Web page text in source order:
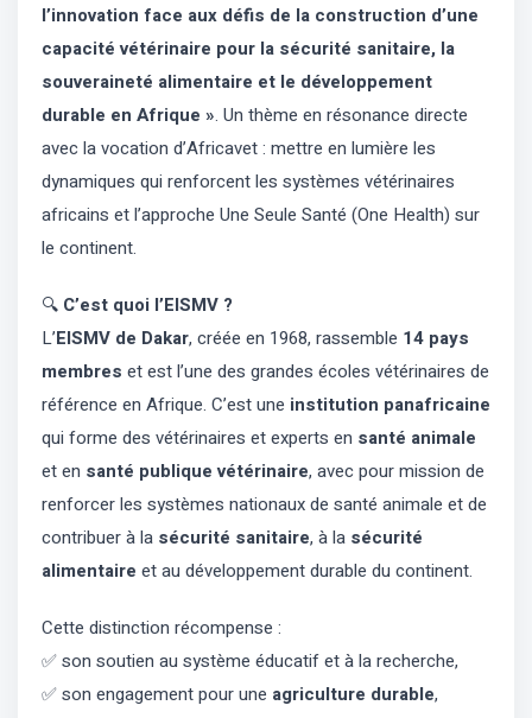
l’innovation face aux défis de la construction d’une
capacité vétérinaire pour la sécurité sanitaire, la
souveraineté alimentaire et le développement
durable en Afrique ». Un thème en résonance directe
avec la vocation d’Africavet : mettre en lumière les
dynamiques qui renforcent les systèmes vétérinaires
africains et l’approche Une Seule Santé (One Health) sur
le continent.
🔍 C’est quoi l’EISMV ?
L’EISMV de Dakar, créée en 1968, rassemble 14 pays
membres et est l’une des grandes écoles vétérinaires de
référence en Afrique. C’est une institution panafricaine
qui forme des vétérinaires et experts en santé animale
et en santé publique vétérinaire, avec pour mission de
renforcer les systèmes nationaux de santé animale et de
contribuer à la sécurité sanitaire, à la sécurité
alimentaire et au développement durable du continent.
Cette distinction récompense :
✅ son soutien au système éducatif et à la recherche,
✅ son engagement pour une agriculture durable,